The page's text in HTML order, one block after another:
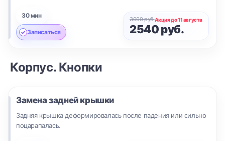
30 мин
Записаться
3000 руб.Акция до 11 августа
2540 руб.
Корпус. Кнопки
Замена задней крышки
Задняя крышка деформировалась после падения или сильно
поцарапалась.